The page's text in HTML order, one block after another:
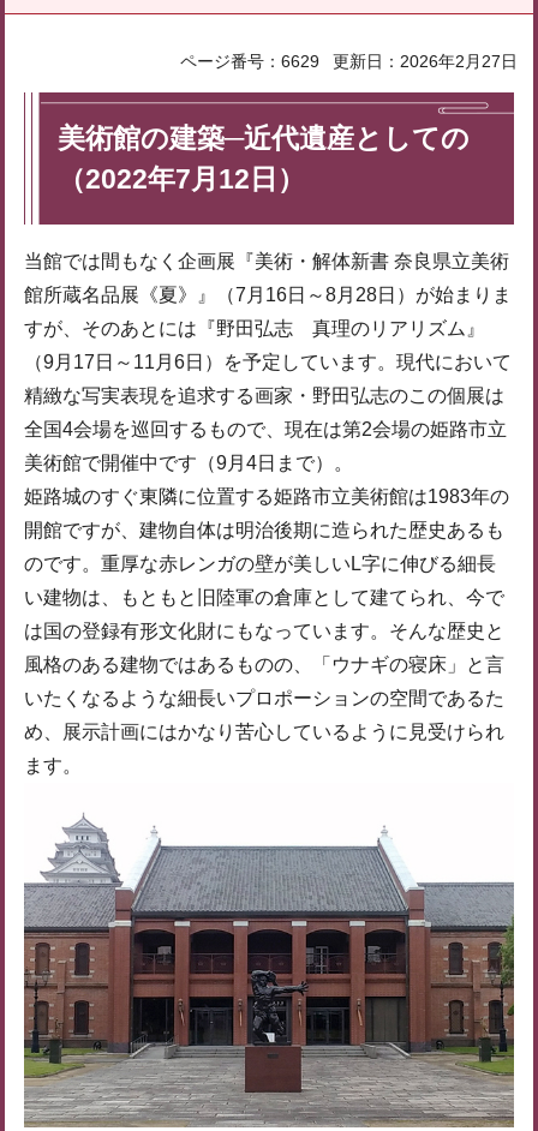
ページ番号：6629 更新日：2026年2月27日
美術館の建築─近代遺産としての
（2022年7月12日）
当館では間もなく企画展『美術・解体新書 奈良県立美術
館所蔵名品展《夏》』（7月16日～8月28日）が始まりま
すが、そのあとには『野田弘志 真理のリアリズム』
（9月17日～11月6日）を予定しています。現代において
精緻な写実表現を追求する画家・野田弘志のこの個展は
全国4会場を巡回するもので、現在は第2会場の姫路市立
美術館で開催中です（9月4日まで）。
姫路城のすぐ東隣に位置する姫路市立美術館は1983年の
開館ですが、建物自体は明治後期に造られた歴史あるも
のです。重厚な赤レンガの壁が美しいL字に伸びる細長
い建物は、もともと旧陸軍の倉庫として建てられ、今で
は国の登録有形文化財にもなっています。そんな歴史と
風格のある建物ではあるものの、「ウナギの寝床」と言
いたくなるような細長いプロポーションの空間であるた
め、展示計画にはかなり苦心しているように見受けられ
ます。